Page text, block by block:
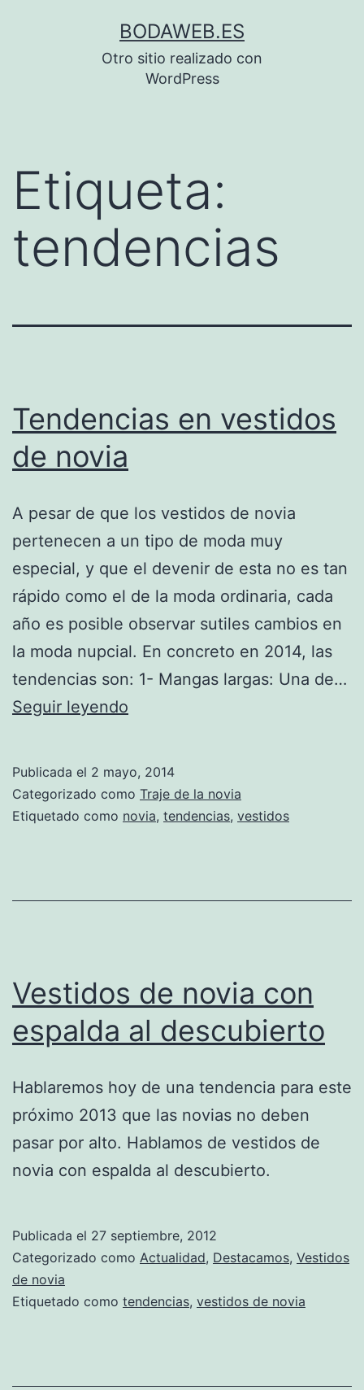
BODAWEB.ES
Otro sitio realizado con
WordPress
Etiqueta:
tendencias
Tendencias en vestidos
de novia
A pesar de que los vestidos de novia
pertenecen a un tipo de moda muy
especial, y que el devenir de esta no es tan
rápido como el de la moda ordinaria, cada
año es posible observar sutiles cambios en
la moda nupcial. En concreto en 2014, las
tendencias son: 1- Mangas largas: Una de…
Seguir leyendo
de
novia
Publicada el 2 mayo, 2014
Categorizado como Traje de la novia
Etiquetado como novia, tendencias, vestidos
Vestidos de novia con
espalda al descubierto
Hablaremos hoy de una tendencia para este
próximo 2013 que las novias no deben
pasar por alto. Hablamos de vestidos de
novia con espalda al descubierto.
Publicada el 27 septiembre, 2012
Categorizado como Actualidad, Destacamos, Vestidos
de novia
Etiquetado como tendencias, vestidos de novia